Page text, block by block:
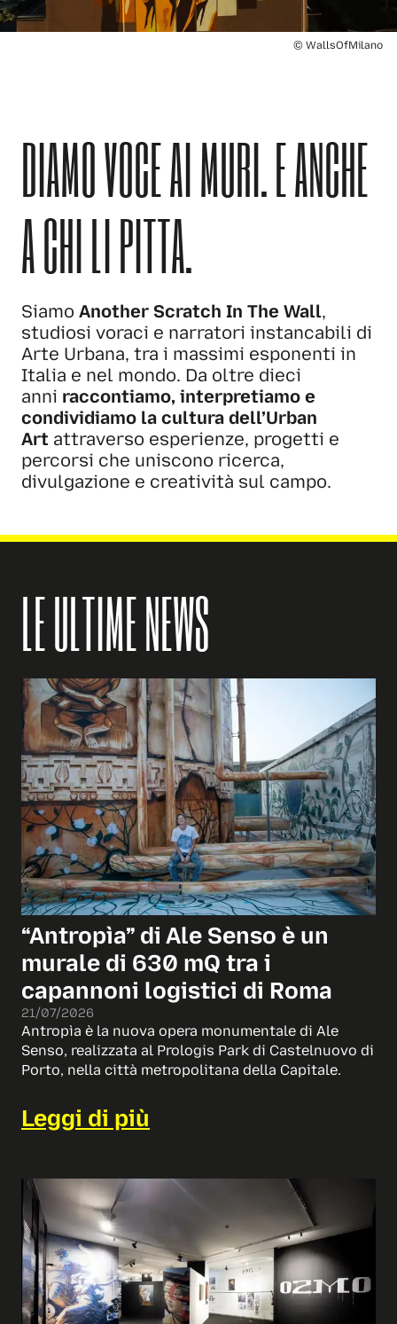
© WallsOfMilano
DIAMO VOCE AI MURI. E ANCHE
A CHI LI PITTA.
Siamo Another Scratch In The Wall,
studiosi voraci e narratori instancabili di
Arte Urbana, tra i massimi esponenti in
Italia e nel mondo. Da oltre dieci
anni raccontiamo, interpretiamo e
condividiamo la cultura dell’Urban
Art attraverso esperienze, progetti e
percorsi che uniscono ricerca,
divulgazione e creatività sul campo.
LE ULTIME NEWS
“Antropìa” di Ale Senso è un
murale di 630 mQ tra i
capannoni logistici di Roma
21/07/2026
Antropìa è la nuova opera monumentale di Ale
Senso, realizzata al Prologis Park di Castelnuovo di
Porto, nella città metropolitana della Capitale.
Leggi di più